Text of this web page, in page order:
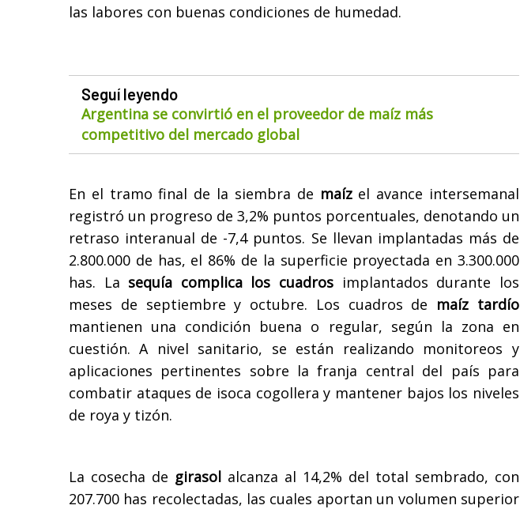
las labores con buenas condiciones de humedad.
Seguí leyendo
Argentina se convirtió en el proveedor de maíz más
competitivo del mercado global
En el tramo final de la siembra de maízel avance intersemanal
registró un progreso de 3,2% puntos porcentuales, denotando un
retraso interanual de -7,4 puntos. Se llevan implantadas más de
2.800.000 de has, el 86% de la superficie proyectada en 3.300.000
has. La sequía complica los cuadros implantados durante los
meses de septiembre y octubre. Los cuadros de maíz tardío
mantienen una condición buena o regular, según la zona en
cuestión. A nivel sanitario, se están realizando monitoreos y
aplicaciones pertinentes sobre la franja central del país para
combatir ataques de isoca cogollera y mantener bajos los niveles
de roya y tizón.
La cosecha de girasol alcanza al 14,2% del total sembrado, con
207.700 has recolectadas, las cuales aportan un volumen superior